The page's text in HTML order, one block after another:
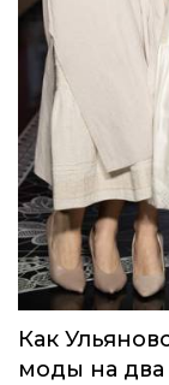
Как
моды на